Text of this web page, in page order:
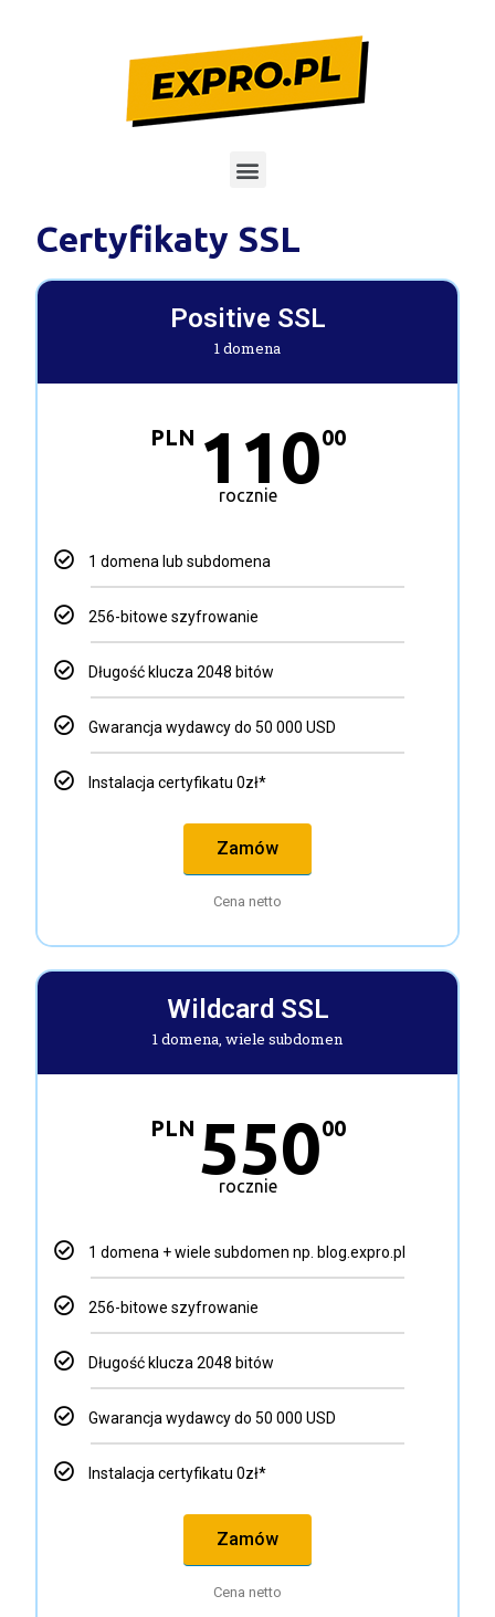
Certyfikaty SSL
Positive SSL
1 domena
PLN 11000
rocznie
1 domena lub subdomena
256-bitowe szyfrowanie
Długość klucza 2048 bitów
Gwarancja wydawcy do 50 000 USD
Instalacja certyfikatu 0zł*
Zamów
Cena netto
Wildcard SSL
1 domena, wiele subdomen
PLN 55000
rocznie
1 domena + wiele subdomen np. blog.expro.pl
256-bitowe szyfrowanie
Długość klucza 2048 bitów
Gwarancja wydawcy do 50 000 USD
Instalacja certyfikatu 0zł*
Zamów
Cena netto